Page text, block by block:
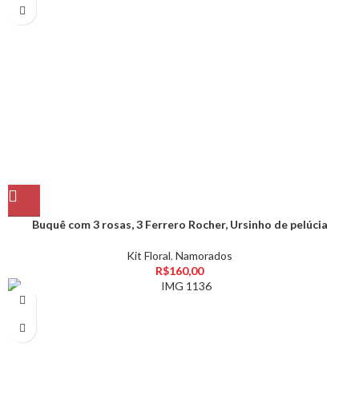
Buquê com 3 rosas, 3 Ferrero Rocher, Ursinho de pelúcia
Kit Floral, Namorados
R$160,00